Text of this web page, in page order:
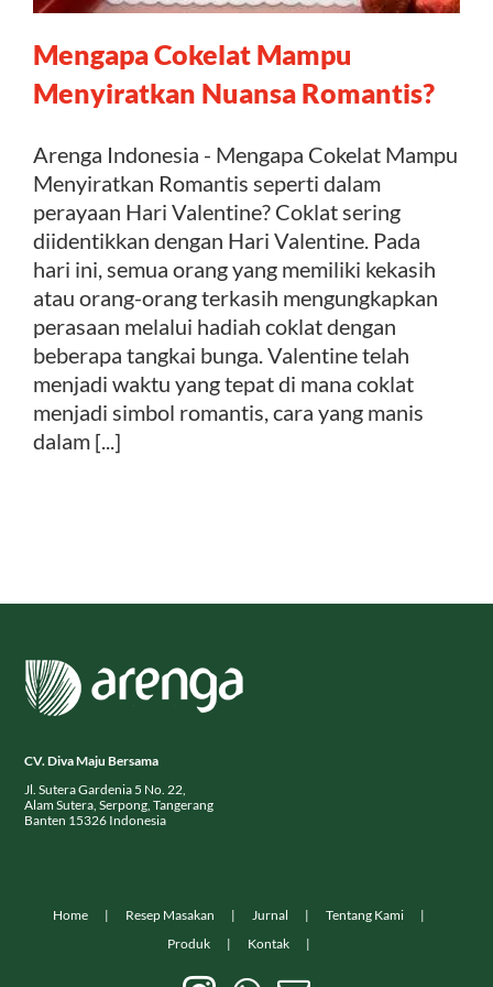
Kontak
Mengapa Cokelat Mampu
Menyiratkan Nuansa Romantis?
Arenga Indonesia - Mengapa Cokelat Mampu
Menyiratkan Romantis seperti dalam
perayaan Hari Valentine? Coklat sering
diidentikkan dengan Hari Valentine. Pada
hari ini, semua orang yang memiliki kekasih
atau orang-orang terkasih mengungkapkan
perasaan melalui hadiah coklat dengan
beberapa tangkai bunga. Valentine telah
menjadi waktu yang tepat di mana coklat
menjadi simbol romantis, cara yang manis
dalam [...]
CV. Diva Maju Bersama
Jl. Sutera Gardenia 5 No. 22,
Alam Sutera, Serpong, Tangerang
Banten 15326 Indonesia
Home Resep Masakan Jurnal
Tentang Kami
Produk
Kontak